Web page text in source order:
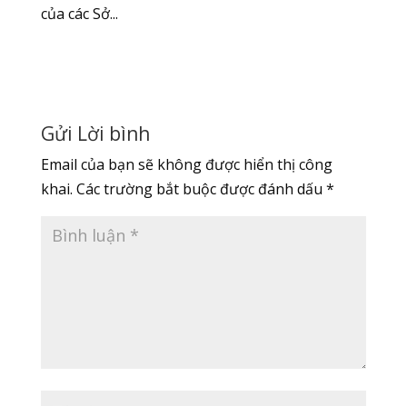
của các Sở...
Gửi Lời bình
Email của bạn sẽ không được hiển thị công
khai. Các trường bắt buộc được đánh dấu *